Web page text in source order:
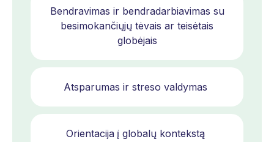
Bendravimas ir bendradarbiavimas su
besimokančiųjų tėvais ar teisėtais
globėjais
Atsparumas ir streso valdymas
Orientacija į globalų kontekstą